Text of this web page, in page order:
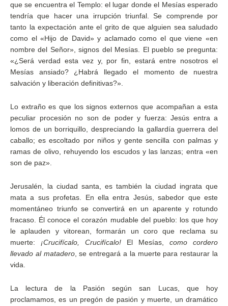
que se encuentra el Templo: el lugar donde el Mesías esperado
tendría que hacer una irrupción triunfal. Se comprende por
tanto la expectación ante el grito de que alguien sea saludado
como el «Hijo de David» y aclamado como el que viene «en
nombre del Señor», signos del Mesías. El pueblo se pregunta:
«¿Será verdad esta vez y, por fin, estará entre nosotros el
Mesías ansiado? ¿Habrá llegado el momento de nuestra
salvación y liberación definitivas?».
Lo extraño es que los signos externos que acompañan a esta
peculiar procesión no son de poder y fuerza: Jesús entra a
lomos de un borriquillo, despreciando la gallardía guerrera del
caballo; es escoltado por niños y gente sencilla con palmas y
ramas de olivo, rehuyendo los escudos y las lanzas; entra «en
son de paz».
Jerusalén, la ciudad santa, es también la ciudad ingrata que
mata a sus profetas. En ella entra Jesús, sabedor que este
momentáneo triunfo se convertirá en un aparente y rotundo
fracaso. Él conoce el corazón mudable del pueblo: los que hoy
le aplauden y vitorean, formarán un coro que reclama su
muerte: ¡Crucifícalo, Crucifícalo! El Mesías, como cordero
llevado al matadero, se entregará a la muerte para restaurar la
vida.
La lectura de la Pasión según san Lucas, que hoy
proclamamos, es un pregón de pasión y muerte, un dramático